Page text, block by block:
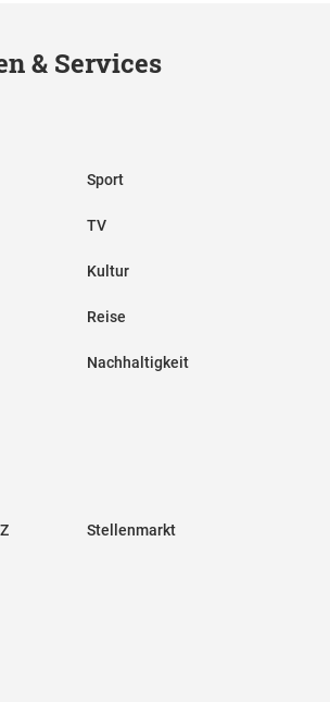
& Services
Sport
TV
Kultur
Reise
Nachhaltigkeit
Stellenmarkt